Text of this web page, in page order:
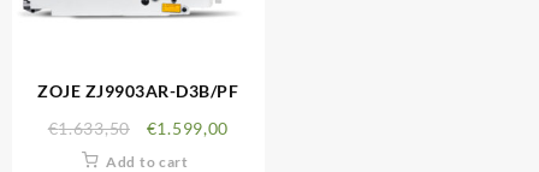
ZOJE ZJ9903AR-D3B/PF
€1.633,50 €1.599,00
Add to cart